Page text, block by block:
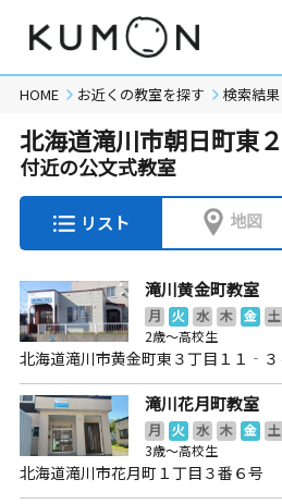
HOME お近くの教室を探す 検索結果
北海道滝川市朝日町東
付近の公文式教室
リスト 地図
滝川黄金町教室
月 火 水 木 金 土
2歳～高校生
北海道滝川市黄金町東３丁目１１‐３
滝川花月町教室
月 火 水 木 金 土
3歳～高校生
北海道滝川市花月町１丁目３番６号